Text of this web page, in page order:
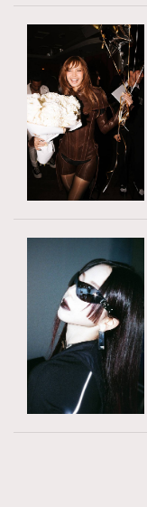
法國五月